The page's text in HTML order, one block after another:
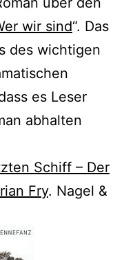
wir sind“. Das
des wichtigen
es Leser
abhalten
Schiff – Der
Fry. Nagel &